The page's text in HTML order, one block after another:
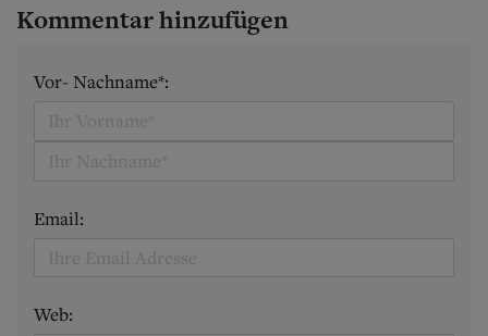
Kommentar hinzufügen
Vor- Nachname*:
Email:
Web: